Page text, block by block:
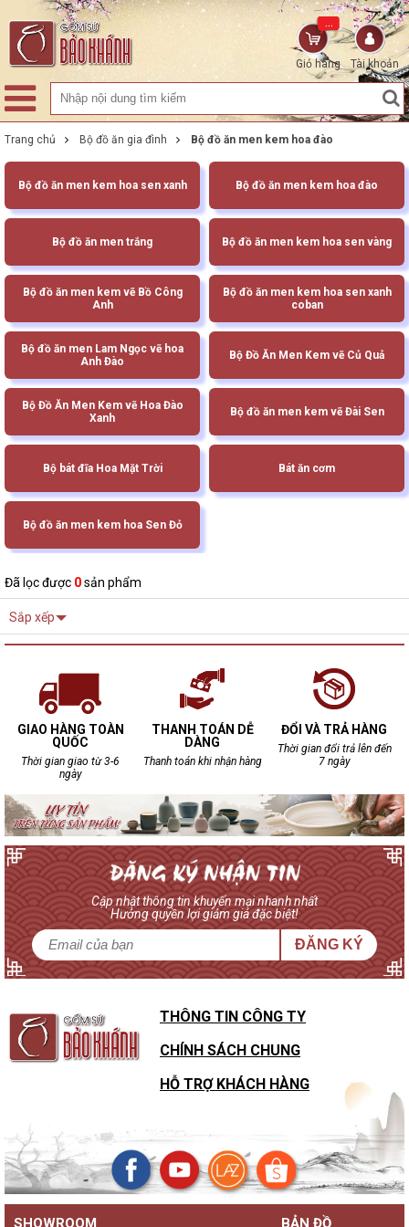
Tài khoản
Giỏ hàng
...
Trang chủ Bộ đồ ăn gia đình Bộ đồ ăn men kem hoa đào
Bộ đồ ăn men kem hoa sen xanh Bộ đồ ăn men kem hoa đào
Bộ đồ ăn men trắng Bộ đồ ăn men kem hoa sen vàng
Bộ đồ ăn men kem vẽ Bồ Công
Anh
Bộ đồ ăn men kem hoa sen xanh
coban
Bộ đồ ăn men Lam Ngọc vẽ hoa
Anh Đào
Bộ Đồ Ăn Men Kem vẽ Củ Quả
Bộ Đồ Ăn Men Kem vẽ Hoa Đào
Xanh
Bộ đồ ăn men kem vẽ Đài Sen
Bộ bát đĩa Hoa Mặt Trời Bát ăn cơm
Bộ đồ ăn men kem hoa Sen Đỏ
Đã lọc được 0sản phẩm
Sắp xếp
GIAO HÀNG TOÀN
QUỐC
Thời gian giao từ 3-6
ngày
THANH TOÁN DỄ
DÀNG
Thanh toán khi nhận hàng
ĐỔI VÀ TRẢ HÀNG
Thời gian đổi trả lên đến
7 ngày
Cập nhật thông tin khuyến mại nhanh nhất
Hưởng quyền lợi giảm giá đặc biệt!
ĐĂNG KÝ
THÔNG TIN CÔNG TY
CHÍNH SÁCH CHUNG
HỖ TRỢ KHÁCH HÀNG
SHOWROOM BẢN ĐỒ